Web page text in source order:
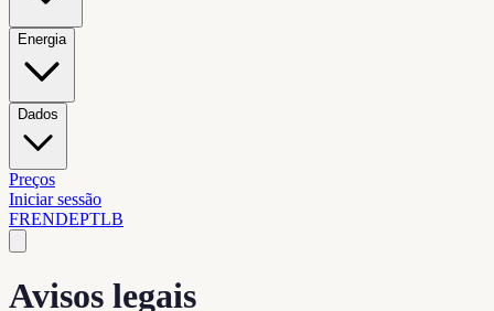
Energia
Dados
Preços
Iniciar sessão
FRENDEPTLB
Avisos legais